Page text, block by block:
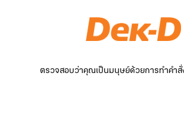
ตรวจสอบว่าคุณเป็นมนุษย์ด้วยการทำคำสั่